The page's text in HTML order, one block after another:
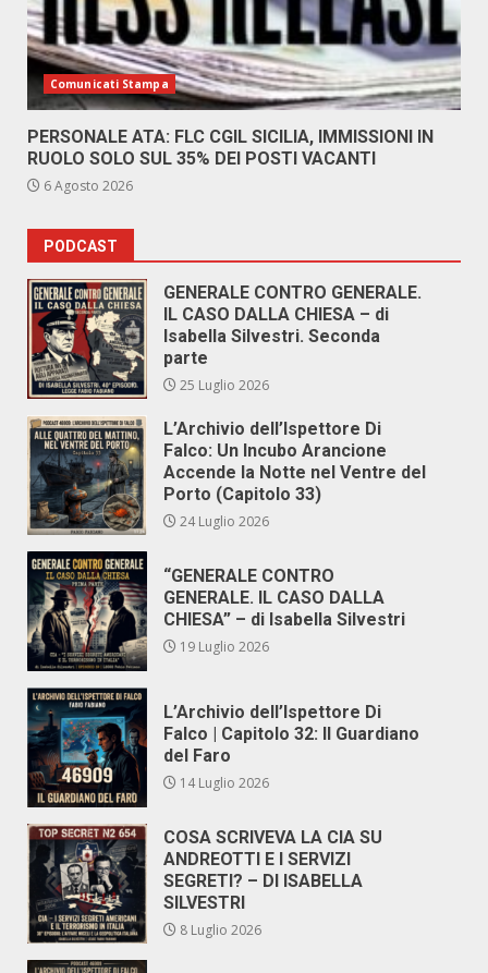
Comunicati Stampa
PERSONALE ATA: FLC CGIL SICILIA, IMMISSIONI IN
RUOLO SOLO SUL 35% DEI POSTI VACANTI
6 Agosto 2026
PODCAST
GENERALE CONTRO GENERALE.
IL CASO DALLA CHIESA – di
Isabella Silvestri. Seconda
parte
25 Luglio 2026
L’Archivio dell’Ispettore Di
Falco: Un Incubo Arancione
Accende la Notte nel Ventre del
Porto (Capitolo 33)
24 Luglio 2026
“GENERALE CONTRO
GENERALE. IL CASO DALLA
CHIESA” – di Isabella Silvestri
19 Luglio 2026
L’Archivio dell’Ispettore Di
Falco | Capitolo 32: Il Guardiano
del Faro
14 Luglio 2026
COSA SCRIVEVA LA CIA SU
ANDREOTTI E I SERVIZI
SEGRETI? – DI ISABELLA
SILVESTRI
8 Luglio 2026